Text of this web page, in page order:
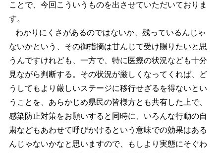
ことで、今回こういうものを出させていただいておりま
す。
わかりにくさがあるのではないか、残っているんじゃ
ないかという、その御指摘は甘んじて受け賜りたいと思
うんですけれども、一方で、特に医療の状況なども十分
見ながら判断する。その状況が厳しくなってくれば、ど
うしてもより厳しいステージに移行せざるを得ないとい
うことを、あらかじめ県民の皆様方とも共有した上で、
感染防止対策をお願いすると同時に、いろんな行動の自
粛などもあわせて呼びかけるという意味での効果はある
んじゃないかなと思いますので、もしより実態にそぐわ